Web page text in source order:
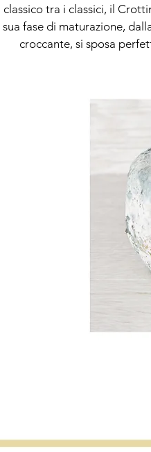
classico tra i classici, il
sua fase di maturazione,
croccante, si sposa